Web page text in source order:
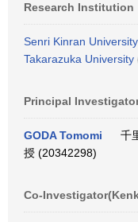
Research Institution
Senri Kinran University
Takarazuka University
Principal
GODA Tomomi
千
授 (20342298)
Co-